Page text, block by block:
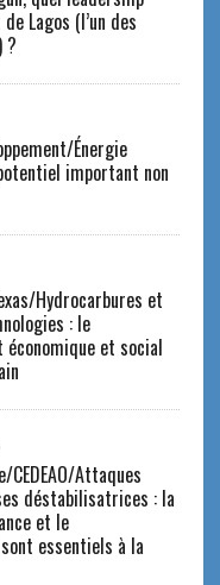
Lagos (l’un des
?
Énergie
important non
Hydrocarbures et
: le
économique et social
Attaques
déstabilisatrices : la
et le
essentiels à la